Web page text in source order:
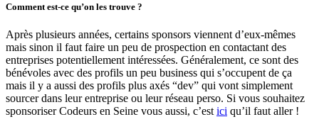
Comment est-ce qu’on les trouve ?
Après plusieurs années, certains sponsors viennent d’eux-mêmes
mais sinon il faut faire un peu de prospection en contactant des
entreprises potentiellement intéressées. Généralement, ce sont des
bénévoles avec des profils un peu business qui s’occupent de ça
mais il y a aussi des profils plus axés “dev” qui vont simplement
sourcer dans leur entreprise ou leur réseau perso. Si vous souhaitez
sponsoriser Codeurs en Seine vous aussi, c’est ici qu’il faut aller !